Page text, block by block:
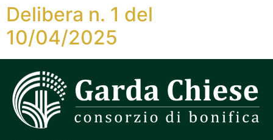
Delibera n. 1 del
10/04/2025